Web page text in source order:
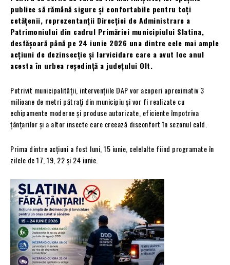
publice să rămână sigure și confortabile pentru toți
cetățenii, reprezentanții Direcției de Administrare a
Patrimoniului din cadrul Primăriei municipiului Slatina,
desfășoară până pe 24 iunie 2026 una dintre cele mai ample
acțiuni de dezinsecție și larvicidare care a avut loc anul
acesta în urbea reședință a județului Olt.
Potrivit municipalității, intervențiile DAP vor acoperi aproximativ 3
milioane de metri pătrați din municipiu și vor fi realizate cu
echipamente moderne și produse autorizate, eficiente împotriva
țânțarilor și a altor insecte care creează disconfort în sezonul cald.
Prima dintre acțiuni a fost luni, 15 iunie, celelalte fiind programate în
zilele de 17, 19, 22 și 24 iunie.